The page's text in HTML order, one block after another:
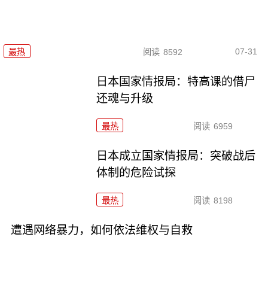
最热 阅读 8592 07-31
日本国家情报局：特高课的借尸
还魂与升级
最热 阅读 6959
日本成立国家情报局：突破战后
体制的危险试探
最热 阅读 8198
遭遇网络暴力，如何依法维权与自救